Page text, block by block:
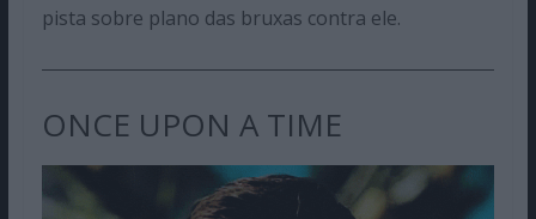
pista sobre plano das bruxas contra ele.
ONCE UPON A TIME